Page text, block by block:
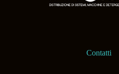
Contatti